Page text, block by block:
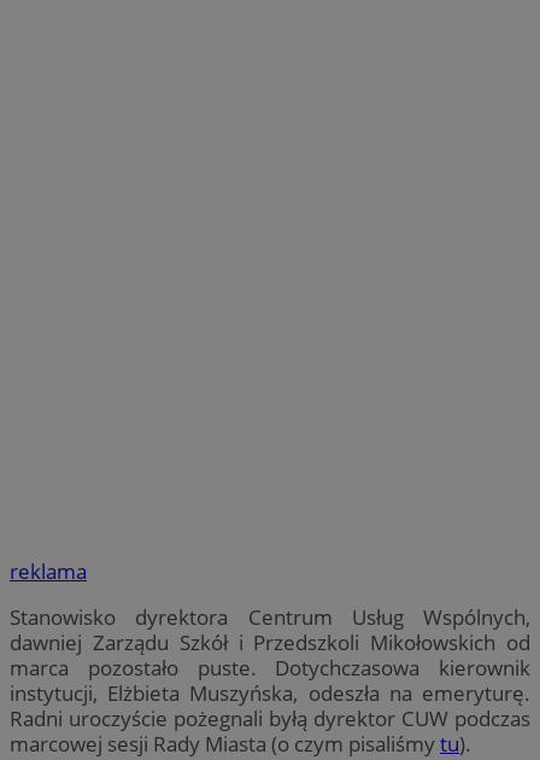
reklama
Stanowisko dyrektora Centrum Usług Wspólnych,
dawniej Zarządu Szkół i Przedszkoli Mikołowskich od
marca pozostało puste. Dotychczasowa kierownik
instytucji, Elżbieta Muszyńska, odeszła na emeryturę.
Radni uroczyście pożegnali byłą dyrektor CUW podczas
marcowej sesji Rady Miasta (o czym pisaliśmytu).